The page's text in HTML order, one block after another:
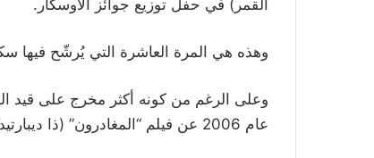
القمر) في حفل توزيع جوائز الأوسكار.
وهذه هي المرة العاشرة التي يُرشّح فيها
وعلى الرغم من كونه أكثر مخرج على قيد
عام 2006 عن فيلم “المغادرون” (ذا ديبارتيد).